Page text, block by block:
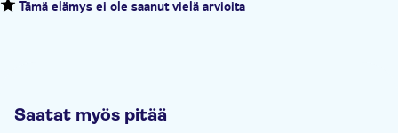
Tämä elämys ei ole saanut vielä arvioita
Saatat myös pitää